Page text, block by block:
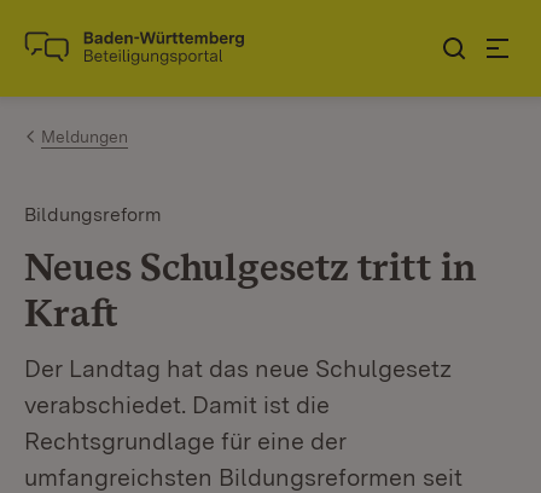
Zum Inhalt springen
Link zur Startseite
Meldungen
Bildungsreform
Neues Schulgesetz tritt in
Kraft
Der Landtag hat das neue Schulgesetz
verabschiedet. Damit ist die
Rechtsgrundlage für eine der
umfangreichsten Bildungsreformen seit